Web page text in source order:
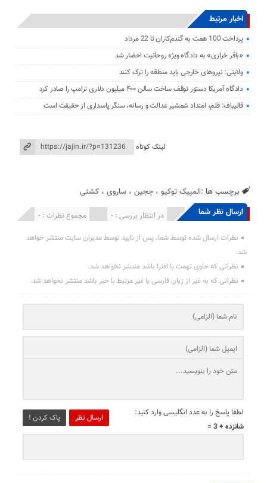
اخبار مرتبط
پرداخت 100 همت به گندم‌کاران تا 22 مرداد
«باقر خرازی» به دادگاه ویژه روحانیت احضار شد
ولایتی: نیرو‌های خارجی باید منطقه را ترک کنند
دادگاه آمریکا دستور توقف ساخت سالن ۴۰۰ میلیون دلاری ترامپ را صادر کرد
قالیباف: قلم، امتداد شمشیر عدالت و رسانه، سنگر پاسداری از حقیقت است
لینک کوتاه
برچسب ها :المپیک توکیو ،ججین ،ساروی ،کشتی
ارسال نظر شما مجموع نظرات : 0 در انتظار بررسی : 0 انتشار یافته : 0
نظرات ارسال شده توسط شما، پس از تایید توسط مدیران سایت منتشر خواهد
شد.
نظراتی که حاوی تهمت یا افترا باشد منتشر نخواهد شد.
نظراتی که به غیر از زبان فارسی یا غیر مرتبط با خبر باشد منتشر نخواهد شد.
ارسال نظر پاک کردن !
لطفا پاسخ را به عدد انگلیسی وارد کنید:
شانزده + 3 =